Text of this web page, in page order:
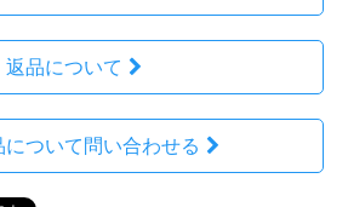
返品について
について問い合わせる